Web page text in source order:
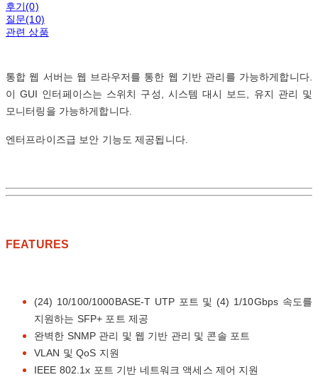
후기(0)
질문(10)
관련 상품
통합 웹 서버는 웹 브라우저를 통한 웹 기반 관리를 가능하게합니다.
이 GUI 인터페이스는 스위치 구성, 시스템 대시 보드, 유지 관리 및
모니터링을 가능하게합니다.
엔터프라이즈급 보안 기능도 제공됩니다.
FEATURES
(24) 10/100/1000BASE-T UTP 포트 및 (4) 1/10Gbps 속도를
지원하는 SFP+ 포트 제공
완벽한 SNMP 관리 및 웹 기반 관리 및 콘솔 포트
VLAN 및 QoS 지원
IEEE 802.1x 포트 기반 네트워크 액세스 제어 지원